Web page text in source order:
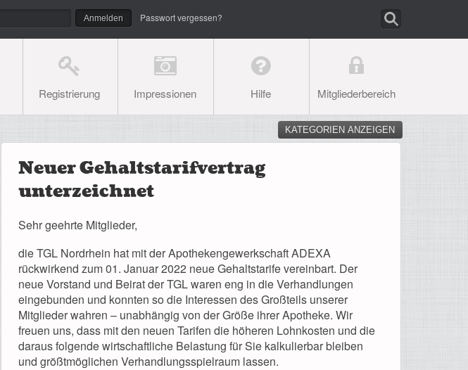
Passwort vergessen?
Registrierung Impressionen Hilfe Mitgliederbereich
KATEGORIEN ANZEIGEN
Neuer Gehaltstarifvertrag
unterzeichnet
Sehr geehrte Mitglieder,
die TGL Nordrhein hat mit der Apothekengewerkschaft ADEXA
rückwirkend zum 01. Januar 2022 neue Gehaltstarife vereinbart. Der
neue Vorstand und Beirat der TGL waren eng in die Verhandlungen
eingebunden und konnten so die Interessen des Großteils unserer
Mitglieder wahren – unabhängig von der Größe ihrer Apotheke. Wir
freuen uns, dass mit den neuen Tarifen die höheren Lohnkosten und die
daraus folgende wirtschaftliche Belastung für Sie kalkulierbar bleiben
und größtmöglichen Verhandlungsspielraum lassen.